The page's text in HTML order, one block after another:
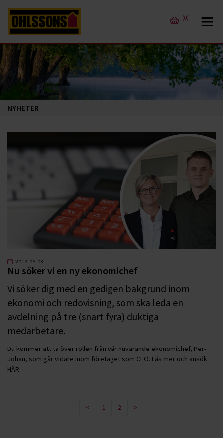
(0)
NYHETER
2019-06-03
Nu söker vi en ny ekonomichef
Vi söker dig med en gedigen bakgrund inom
ekonomi och redovisning, som ska leda en
avdelning på tre (snart fyra) duktiga
medarbetare.
Du kommer att ta över rollen från vår nuvarande ekonomichef, Per-
Johan, som går vidare inom företaget som CFO. Läs mer och ansök
HÄR.
< 1 2 >